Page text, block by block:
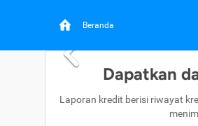
Beranda
Dapatkan
Laporan kredit berisi riwayat